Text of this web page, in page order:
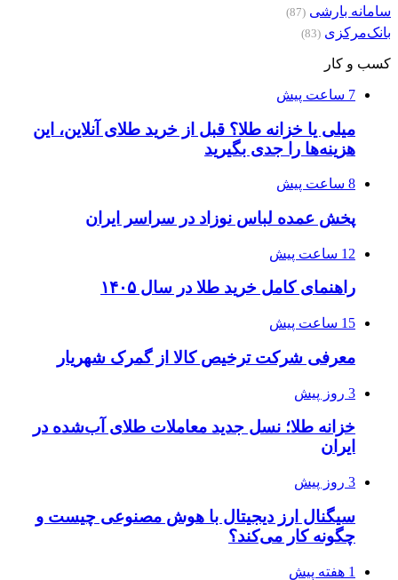
سامانه بارشی (87)
بانک‌مرکزی (83)
کسب و کار
7 ساعت پیش
میلی یا خزانه طلا؟ قبل از خرید طلای آنلاین، این
هزینه‌ها را جدی بگیرید
8 ساعت پیش
پخش عمده لباس نوزاد در سراسر ایران
12 ساعت پیش
راهنمای کامل خرید طلا در سال ۱۴۰۵
15 ساعت پیش
معرفی شرکت ترخیص کالا از گمرک شهریار
3 روز پیش
خزانه طلا؛ نسل جدید معاملات طلای آب‌شده در
ایران
3 روز پیش
سیگنال ارز دیجیتال با هوش مصنوعی چیست و
چگونه کار می‌کند؟
1 هفته پیش